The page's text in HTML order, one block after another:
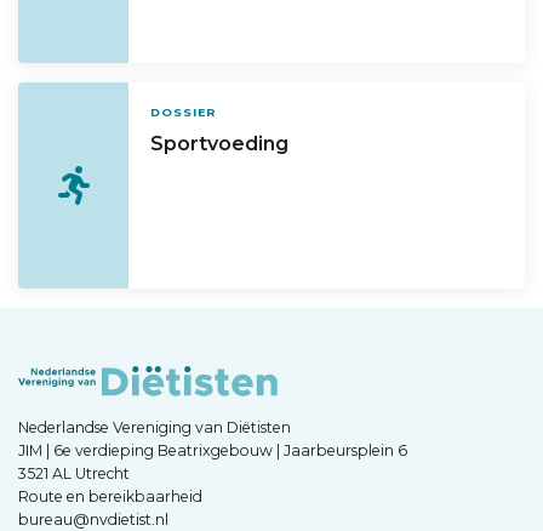
DOSSIER
Sportvoeding
Nederlandse Vereniging van Diëtisten
JIM | 6e verdieping Beatrixgebouw | Jaarbeursplein 6
3521 AL Utrecht
Route en bereikbaarheid
bureau@nvdietist.nl